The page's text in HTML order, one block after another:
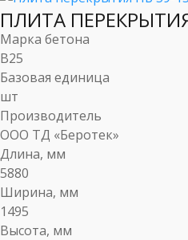
ПЛИТА
Марка бетона
B25
Базовая единица
шт
Производитель
ООО ТД «Беротек»
Длина, мм
5880
Ширина, мм
1495
Высота, мм